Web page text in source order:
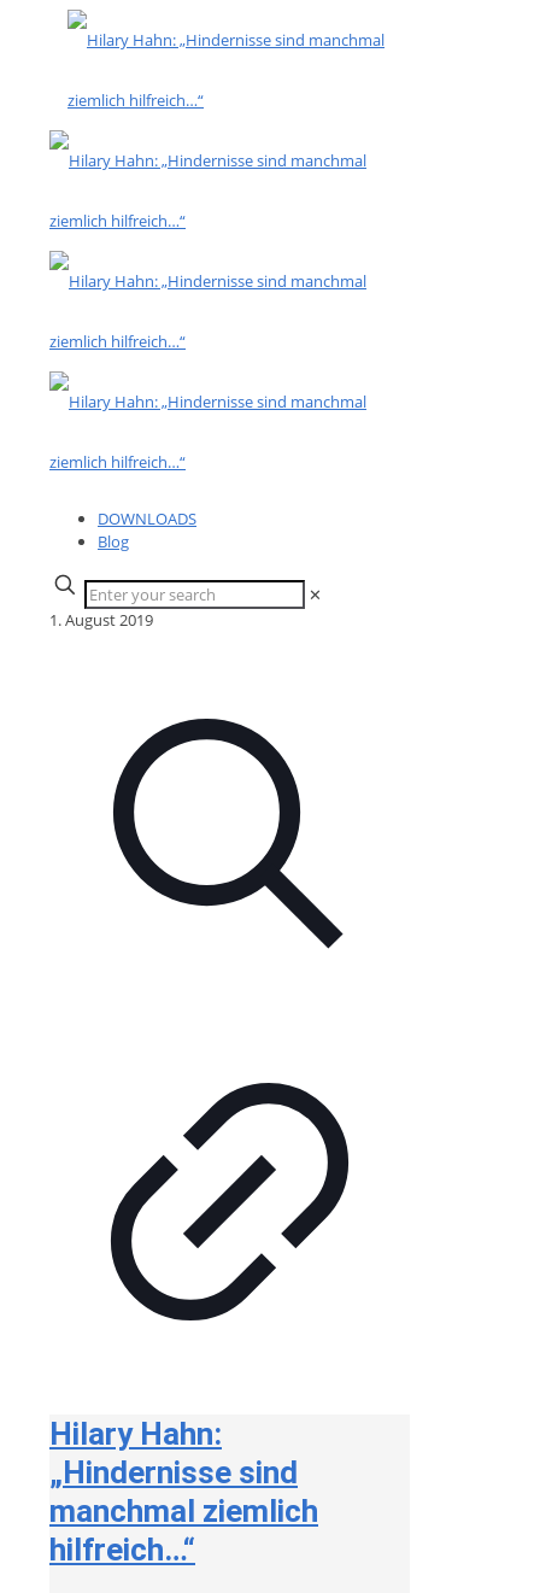
DOWNLOADS
Blog
✕
1. August 2019
Hilary Hahn:
„Hindernisse sind
manchmal ziemlich
hilfreich…“